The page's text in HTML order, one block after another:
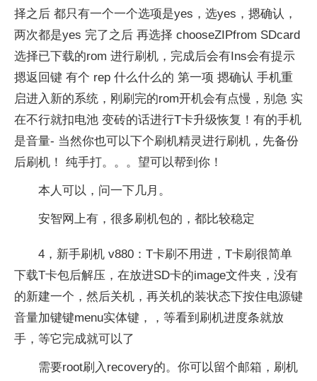
择之后 都只有一个一个选项是yes，选yes，摁确认，
两次都是yes 完了之后 再选择 chooseZIPfrom SDcard
选择已下载的rom 进行刷机，完成后会有Ins会有提示
摁返回键 有个 rep 什么什么的 第一项 摁确认 手机重
启进入新的系统，刚刷完的rom开机会有点慢，别急 实
在不行就扣电池 变砖的话进行T卡升级恢复！有的手机
是音量- 当然你也可以下个刷机精灵进行刷机，先备份
后刷机！ 纯手打。。。望可以帮到你！
本人可以，问一下几月。
安智网上有，很多刷机包的，都比较稳定
4，新手刷机 v880：T卡刷不用进，T卡刷很简单
下载T卡包后解压，在放进SD卡的image文件夹，没有
的新建一个，然后关机，再关机的装状态下按住电源键
音量加键键menu实体键，，等看到刷机进度条就放
手，等它完成就可以了
需要root刷入recovery的。你可以留个邮箱，刷机